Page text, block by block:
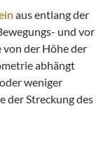
aus entlang der
und vor
von der Höhe der
abhängt
weniger
der Streckung des